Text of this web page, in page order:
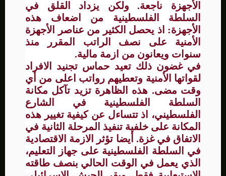
الأجهزة ناجعة. ولكن يزداد القلق في
السلطة الفلسطينية من اضعاف هذه
الأجهزة: اذ يحصل الكثير من عناصر الأجهزة
الأمنية على نصف الراتب المقرر منذ
سنوات ويعانون من ازمة مالية.
في غضون ذلك تعيد حماس تجنيد الافراد
لقواتها الأمنية وتعطيهم رواتب اعلى من أي
وقت مضى. هذه الظاهرة تزيد تآكل مكانة
السلطة الفلسطينية في الشارع
الفلسطيني، اذ تتساءل عن كيفية تغيير هذه
المكانة على خلفية تنفيذ المرحلة الثانية في
الاتفاق في غزة. أيضا تؤثر الازمة الاقتصادية
في السلطة الفلسطينية على جهاز التعليم،
الذي يعمل في الوقت الحالي بنصف طاقته